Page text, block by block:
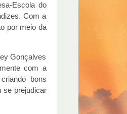
Escola do
Com a
por meio da
Gonçalves
com a
bons
se prejudicar